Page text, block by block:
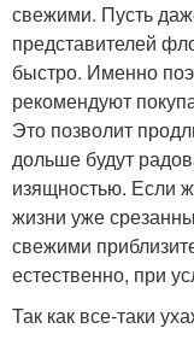
свежими. Пусть
представителей
быстро. Именно
рекомендуют
Это позволит
дольше будут
изящностью. Если
жизни уже
свежими
естественно, при
Так как все-таки